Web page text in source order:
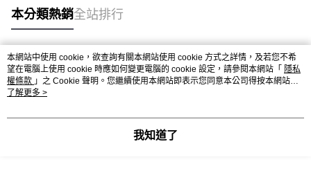
本分類熱銷全站排行
熱門標籤
本網站中使用 cookie，欲查詢有關本網站使用 cookie 方式之詳情，及若您不希
望在電腦上使用 cookie 時應如何變更電腦的 cookie 設定，請參閱本網站「 隱私
權條款 」之 Cookie 聲明。您繼續使用本網站即表示您同意本公司得按本網站使
用條款之 Cookie 聲明使用 cookie。
了解更多 >
我知道了